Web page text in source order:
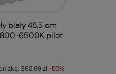
biały 48,5 cm
6500K pilot
363,99 zł-50%